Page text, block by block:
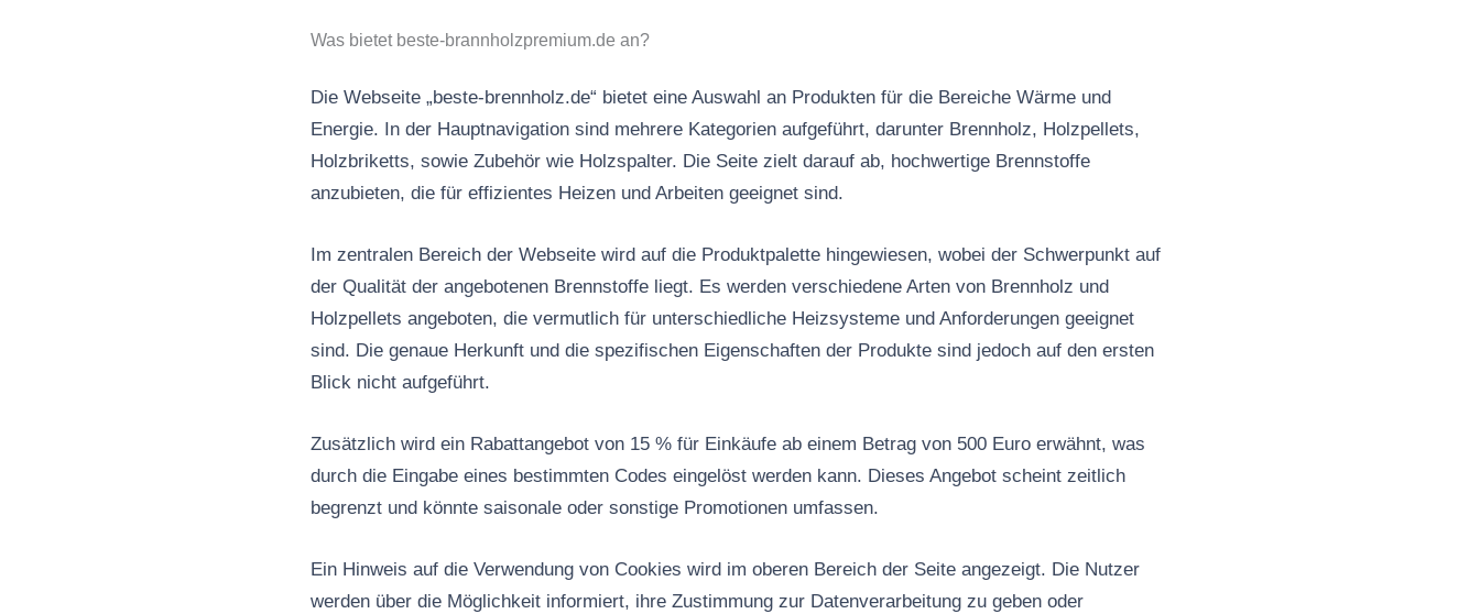
Was bietet beste-brannholzpremium.de an?
Die Webseite „beste-brennholz.de“ bietet eine Auswahl an Produkten für die Bereiche Wärme und
Energie. In der Hauptnavigation sind mehrere Kategorien aufgeführt, darunter Brennholz, Holzpellets,
Holzbriketts, sowie Zubehör wie Holzspalter. Die Seite zielt darauf ab, hochwertige Brennstoffe
anzubieten, die für effizientes Heizen und Arbeiten geeignet sind.
Im zentralen Bereich der Webseite wird auf die Produktpalette hingewiesen, wobei der Schwerpunkt auf
der Qualität der angebotenen Brennstoffe liegt. Es werden verschiedene Arten von Brennholz und
Holzpellets angeboten, die vermutlich für unterschiedliche Heizsysteme und Anforderungen geeignet
sind. Die genaue Herkunft und die spezifischen Eigenschaften der Produkte sind jedoch auf den ersten
Blick nicht aufgeführt.
Zusätzlich wird ein Rabattangebot von 15 % für Einkäufe ab einem Betrag von 500 Euro erwähnt, was
durch die Eingabe eines bestimmten Codes eingelöst werden kann. Dieses Angebot scheint zeitlich
begrenzt und könnte saisonale oder sonstige Promotionen umfassen.
Ein Hinweis auf die Verwendung von Cookies wird im oberen Bereich der Seite angezeigt. Die Nutzer
werden über die Möglichkeit informiert, ihre Zustimmung zur Datenverarbeitung zu geben oder